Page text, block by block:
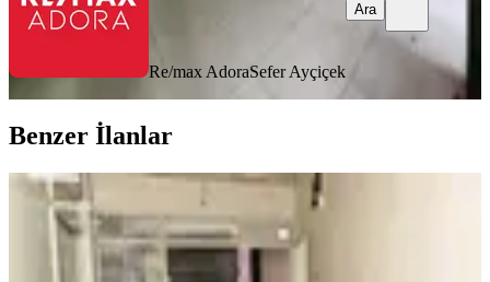
Re/max AdoraSefer Ayçiçek
Ara
Benzer İlanlar
Markantalyaya Yakını, Tahıl
Pazarında Satılık Dükkan
Muratpaşa, Tahılpazarı Mahallesi